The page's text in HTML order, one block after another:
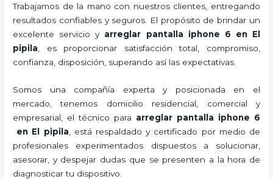
Trabajamos de la mano con nuestros clientes, entregando
resultados confiables y seguros. El propósito de brindar un
excelente servicio y arreglar pantalla iphone 6 en El
pipila , es proporcionar satisfacción total, compromiso,
confianza, disposición, superando así las expectativas.
Somos una compañía experta y posicionada en el
mercado, tenemos domicilio residencial, comercial y
empresarial, el técnico para arreglar pantalla iphone 6
en El pipila , está respaldado y certificado por medio de
profesionales experimentados dispuestos a solucionar,
asesorar, y despejar dudas que se presenten a la hora de
diagnosticar tu dispositivo.